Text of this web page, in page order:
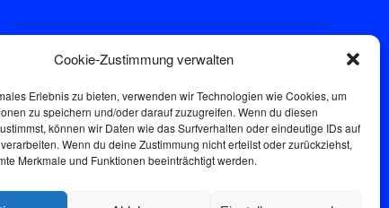
Cookie-Zustimmung verwalten
Erlebnis zu bieten, verwenden wir Technologien wie Cookies, um
zu speichern und/oder darauf zuzugreifen. Wenn du diesen
können wir Daten wie das Surfverhalten oder eindeutige IDs auf
Wenn du deine Zustimmung nicht erteilst oder zurückziehst,
Merkmale und Funktionen beeinträchtigt werden.
Sprechstunde
Donnerstags: 17:00-18:30